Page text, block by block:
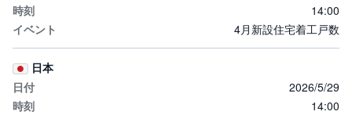
14:00
4月新設住宅着工戸数
日本
2026/5/29
14:00